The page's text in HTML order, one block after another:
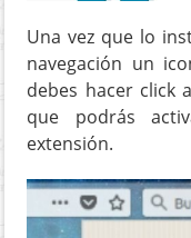
Una vez que lo
navegación un
debes hacer click
que podrás
extensión.